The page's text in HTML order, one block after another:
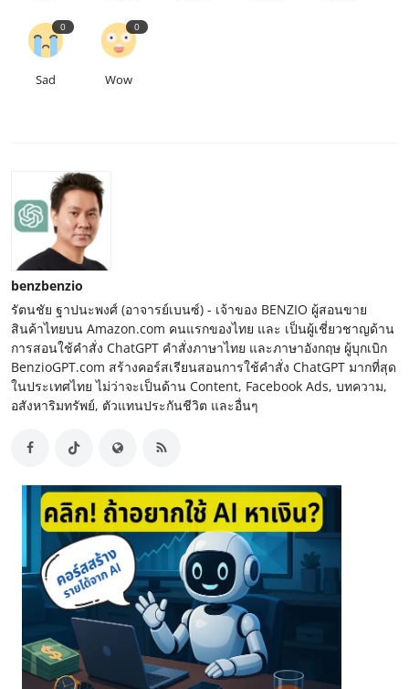
0
Sad
0
Wow
benzbenzio
รัตนชัย ฐาปนะพงศ์ (อาจารย์เบนซ์) - เจ้าของ BENZIO ผู้สอนขาย
สินค้าไทยบน Amazon.com คนแรกของไทย และ เป็นผู้เชี่ยวชาญด้าน
การสอนใช้คำสั่ง ChatGPT คำสั่งภาษาไทย และภาษาอังกฤษ ผู้บุกเบิก
BenzioGPT.com สร้างคอร์สเรียนสอนการใช้คำสั่ง ChatGPT มากที่สุด
ในประเทศไทย ไม่ว่าจะเป็นด้าน Content, Facebook Ads, บทความ,
อสังหาริมทรัพย์, ตัวแทนประกันชีวิต และอื่นๆ